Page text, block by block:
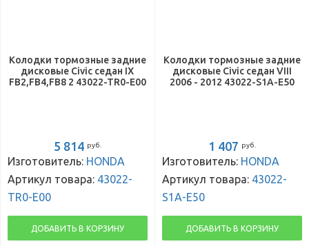
Колодки тормозные задние
дисковые Civic седан IX
FB2,FB4,FB8 2 43022-TR0-E00
5 814 руб.
Изготовитель: HONDA
Артикул товара: 43022-
TR0-E00
ДОБАВИТЬ В КОРЗИНУ
Колодки тормозные задние
дисковые Civic седан VIII
2006 - 2012 43022-S1A-E50
1 407 руб.
Изготовитель: HONDA
Артикул товара: 43022-
S1A-E50
ДОБАВИТЬ В КОРЗИНУ